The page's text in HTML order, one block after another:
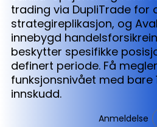
trading via DupliTrade for
strategireplikasjon, og
innebygd
beskytter spesifikke
definert periode. Få
funksjonsnivået med bare
innskudd.
Anmeldelse